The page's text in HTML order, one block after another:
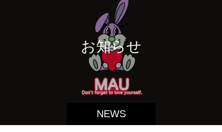
NEWS
お知らせ